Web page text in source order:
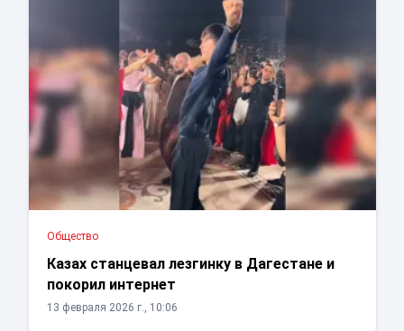
Общество
Казах станцевал лезгинку в Дагестане и
покорил интернет
13 февраля 2026 г., 10:06